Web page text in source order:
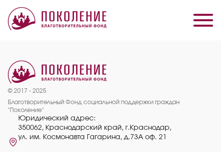
© 2017 - 2025
Благотворительный Фонд социальной поддержки граждан
"Поколение"
Юридический адрес:
350062, Краснодарский край, г.Краснодар,
ул. им. Космонавта Гагарина, д.73А оф. 21